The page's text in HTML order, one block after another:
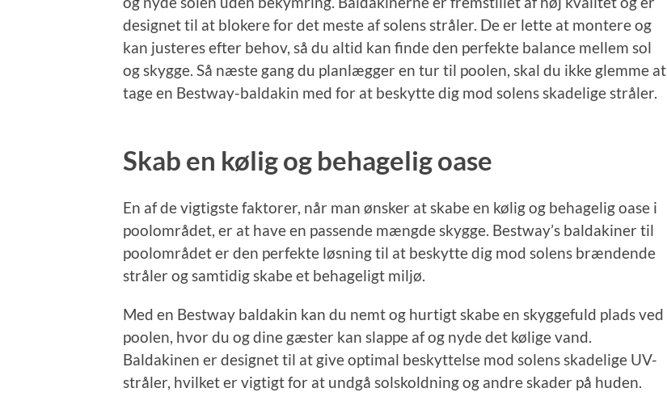
designet til at blokere for det meste af solens stråler. De er lette at montere og
kan justeres efter behov, så du altid kan finde den perfekte balance mellem sol
og skygge. Så næste gang du planlægger en tur til poolen, skal du ikke glemme at
tage en Bestway-baldakin med for at beskytte dig mod solens skadelige stråler.
Skab en kølig og behagelig oase
En af de vigtigste faktorer, når man ønsker at skabe en kølig og behagelig oase i
poolområdet, er at have en passende mængde skygge. Bestway’s baldakiner til
poolområdet er den perfekte løsning til at beskytte dig mod solens brændende
stråler og samtidig skabe et behageligt miljø.
Med en Bestway baldakin kan du nemt og hurtigt skabe en skyggefuld plads ved
poolen, hvor du og dine gæster kan slappe af og nyde det kølige vand.
Baldakinen er designet til at give optimal beskyttelse mod solens skadelige UV-
stråler, hvilket er vigtigt for at undgå solskoldning og andre skader på huden.